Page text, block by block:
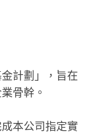
計劃」，旨在
骨幹。
本公司指定實